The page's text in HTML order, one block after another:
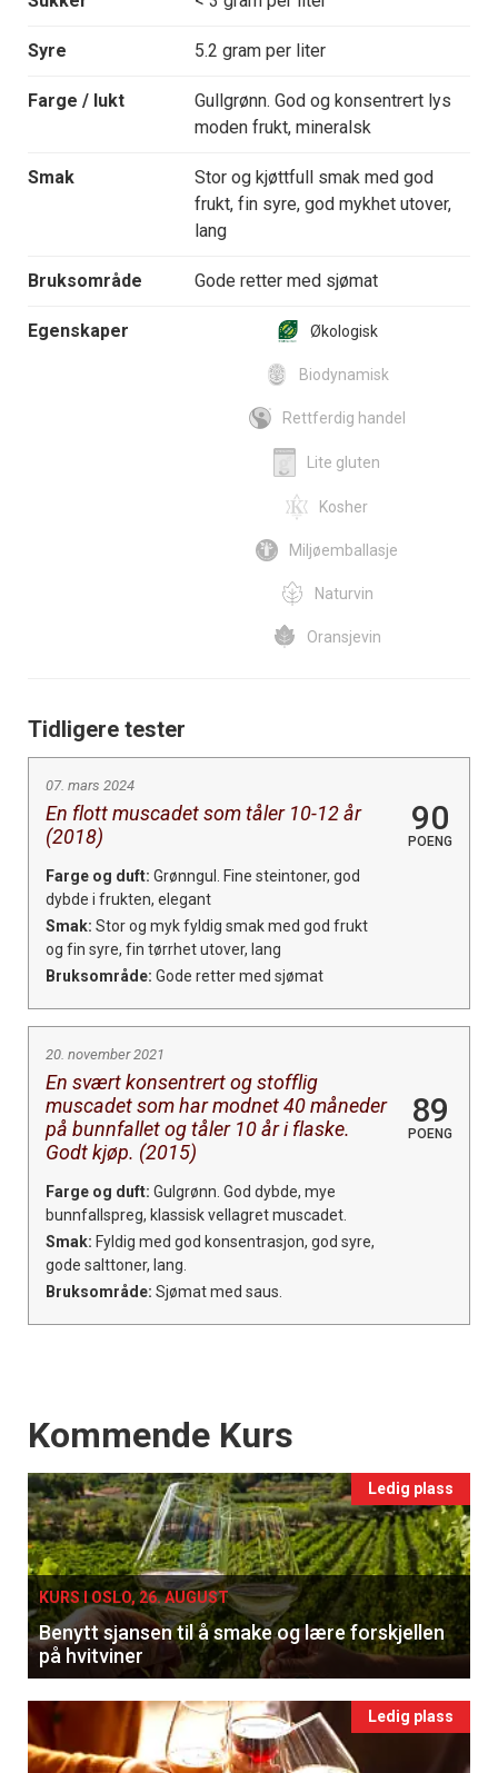
Syre 5.2 gram per liter
Farge / lukt
Gullgrønn. God og konsentrert lys
moden frukt, mineralsk
Smak
Stor og kjøttfull smak med god
frukt, fin syre, god mykhet utover,
lang
Bruksområde Gode retter med sjømat
Egenskaper Økologisk
Biodynamisk
Rettferdig handel
Lite gluten
Kosher
Miljøemballasje
Naturvin
Oransjevin
Tidligere tester
07. mars 2024
En flott muscadet som tåler 10-12 år
(2018)
90
POENG
Farge og duft: Grønngul. Fine steintoner, god
dybde i frukten, elegant
Smak: Stor og myk fyldig smak med god frukt
og fin syre, fin tørrhet utover, lang
Bruksområde: Gode retter med sjømat
20. november 2021
En svært konsentrert og stofflig
muscadet som har modnet 40 måneder
på bunnfallet og tåler 10 år i flaske.
Godt kjøp. (2015)
89
POENG
Farge og duft: Gulgrønn. God dybde, mye
bunnfallspreg, klassisk vellagret muscadet.
Smak: Fyldig med god konsentrasjon, god syre,
gode salttoner, lang.
Bruksområde: Sjømat med saus.
Events
Kommende Kurs
Ledig plass
KURS I OSLO, 26. AUGUST
Benytt sjansen til å smake og lære forskjellen
på hvitviner
Ledig plass